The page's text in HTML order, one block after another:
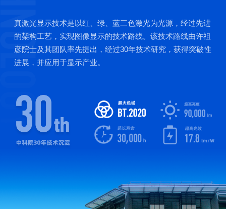
真激光显示技术是以红、绿、蓝三色激光为光源，经过先进
的架构工艺，实现图像显示的技术路线。该技术路线由许祖
彦院士及其团队率先提出，经过30年技术研究，获得突破性
进展，并应用于显示产业。